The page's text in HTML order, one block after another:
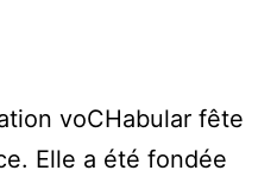
voCHabular fête
Elle a été fondée